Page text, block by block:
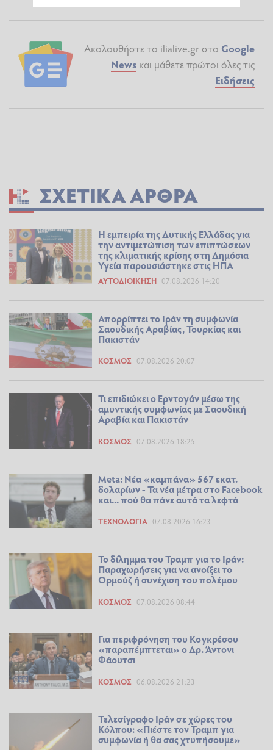
Ακολουθήστε το ilialive.gr στο Google
News και μάθετε πρώτοι όλες τις
Ειδήσεις
ΣΧΕΤΙΚΆ ΆΡΘΡΑ
Η εμπειρία της Δυτικής Ελλάδας για
την αντιμετώπιση των επιπτώσεων
της κλιματικής κρίσης στη Δημόσια
Υγεία παρουσιάστηκε στις ΗΠΑ
ΑΥΤΟΔΙΟΊΚΗΣΗ 07.08.2026 14:20
Απορρίπτει το Ιράν τη συμφωνία
Σαουδικής Αραβίας, Τουρκίας και
Πακιστάν
ΚΌΣΜΟΣ 07.08.2026 20:07
Τι επιδιώκει ο Ερντογάν μέσω της
αμυντικής συμφωνίας με Σαουδική
Αραβία και Πακιστάν
ΚΌΣΜΟΣ 07.08.2026 18:25
Meta: Νέα «καμπάνα» 567 εκατ.
δολαρίων - Τα νέα μέτρα στο Facebook
και... πού θα πάνε αυτά τα λεφτά
ΤΕΧΝΟΛΟΓΊΑ 07.08.2026 16:23
Το δίλημμα του Τραμπ για το Ιράν:
Παραχωρήσεις για να ανοίξει το
Ορμούζ ή συνέχιση του πολέμου
ΚΌΣΜΟΣ 07.08.2026 08:44
Για περιφρόνηση του Κογκρέσου
«παραπέμπτεται» ο Δρ. Άντονι
Φάουτσι
ΚΌΣΜΟΣ 06.08.2026 21:23
Τελεσίγραφο Ιράν σε χώρες του
Κόλπου: «Πιέστε τον Τραμπ για
συμφωνία ή θα σας χτυπήσουμε»